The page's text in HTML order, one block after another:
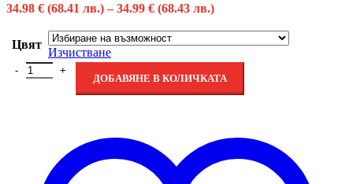
34.98 € (68.41 лв.) – 34.99 € (68.43 лв.)
Цвят
Изчистване
ДОБАВЯНЕ В КОЛИЧКАТА